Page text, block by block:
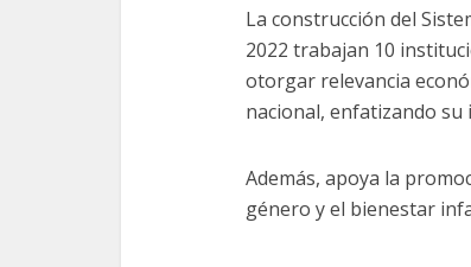
La construcción del
2022 trabajan 10
otorgar relevancia
nacional, enfatizando
Además, apoya la
género y el bienestar